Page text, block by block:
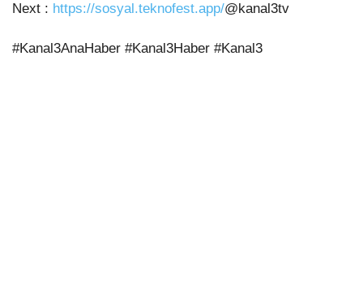
Next : https://sosyal.teknofest.app/@kanal3tv
#Kanal3AnaHaber #Kanal3Haber #Kanal3